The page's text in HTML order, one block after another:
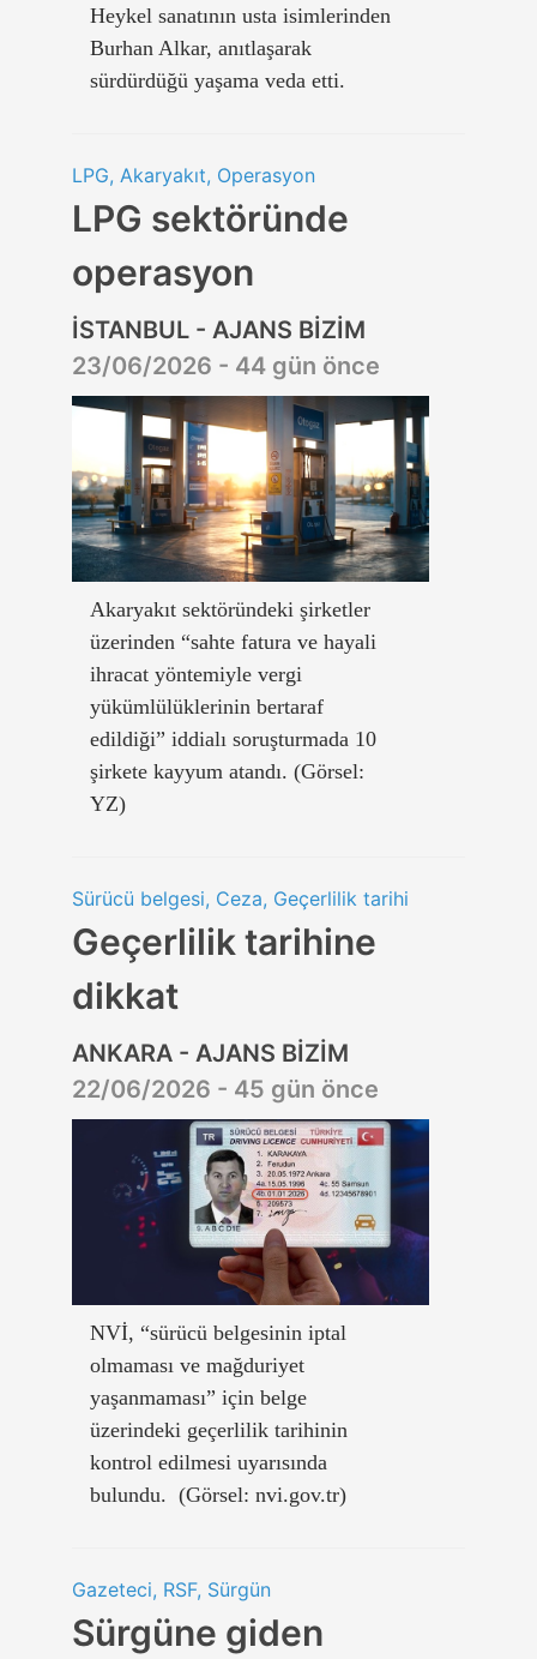
Heykel sanatının usta isimlerinden
Burhan Alkar, anıtlaşarak
sürdürdüğü yaşama veda etti.
LPG, Akaryakıt, Operasyon
LPG sektöründe
operasyon
İSTANBUL - AJANS BİZİM
23/06/2026 - 44 gün önce
Akaryakıt sektöründeki şirketler
üzerinden “sahte fatura ve hayali
ihracat yöntemiyle vergi
yükümlülüklerinin bertaraf
edildiği” iddialı soruşturmada 10
şirkete kayyum atandı. (Görsel:
YZ)
Sürücü belgesi, Ceza, Geçerlilik tarihi
Geçerlilik tarihine
dikkat
ANKARA - AJANS BİZİM
22/06/2026 - 45 gün önce
NVİ, “sürücü belgesinin iptal
olmaması ve mağduriyet
yaşanmaması” için belge
üzerindeki geçerlilik tarihinin
kontrol edilmesi uyarısında
bulundu. (Görsel: nvi.gov.tr)
Gazeteci, RSF, Sürgün
Sürgüne giden